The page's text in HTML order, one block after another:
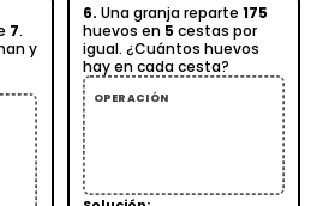
7.
y
6. Una granja reparte 175
huevos en 5 cestas por
igual. ¿Cuántos huevos
hay en cada cesta?
OPERACIÓN